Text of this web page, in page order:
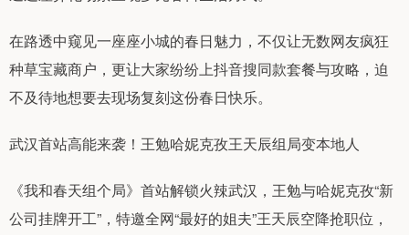
在路透中窥见一座座小城的春日魅力，不仅让无数网友疯狂
种草宝藏商户，更让大家纷纷上抖音搜同款套餐与攻略，迫
不及待地想要去现场复刻这份春日快乐。
武汉首站高能来袭！王勉哈妮克孜王天辰组局变本地人
《我和春天组个局》首站解锁火辣武汉，王勉与哈妮克孜“新
公司挂牌开工”，特邀全网“最好的姐夫”王天辰空降抢职位，